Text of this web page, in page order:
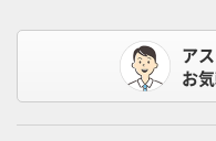
ア
お